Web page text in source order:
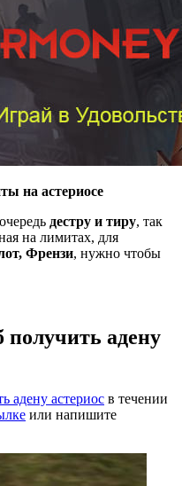
на астериосе
дестру и тиру, так
на лимитах, для
Френзи, нужно чтобы
адену
адену астериос в течении
или напишите